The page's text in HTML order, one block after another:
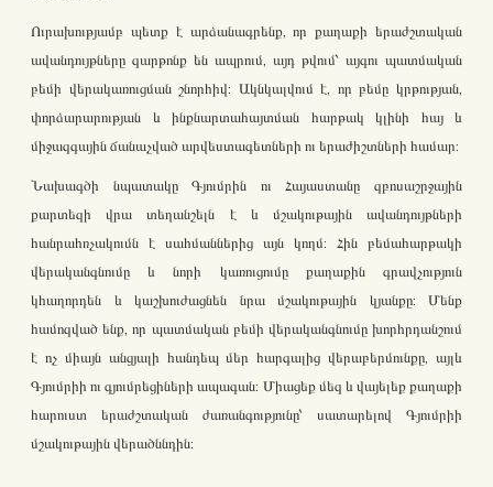
Ուրախությամբ պետք է արձանագրենք, որ քաղաքի երաժշտական
ավանդույթները զարթոնք են ապրում, այդ թվում՝ այգու պատմական
բեմի վերակառուցման շնորհիվ: Ակնկալվում է, որ բեմը կրթության,
փորձարարության և ինքնարտահայտման հարթակ կլինի հայ և
միջազգային ճանաչված արվեստագետների ու երաժիշտների համար:
Նախագծի նպատակը Գյումրին ու Հայաստանը զբոսաշրջային
քարտեզի վրա տեղանշելն է և մշակութային ավանդույթների
հանրահռչակումն է սահմաններից այն կողմ: Հին բեմահարթակի
վերականգնումը և նորի կառուցումը քաղաքին գրավչություն
կհաղորդեն և կաշխուժացնեն նրա մշակութային կյանքը: Մենք
համոզված ենք, որ պատմական բեմի վերականգնումը խորհրդանշում
է ոչ միայն անցյալի հանդեպ մեր հարգալից վերաբերմունքը, այլև
Գյումրիի ու գյումրեցիների ապագան: Միացեք մեզ և վայելեք քաղաքի
հարուստ երաժշտական ժառանգությունը՝ սատարելով Գյումրիի
մշակութային վերածննդին: